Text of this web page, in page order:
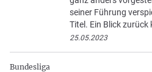
seiner Führung
Titel. Ein Blick
25.05.2023
Bundesliga